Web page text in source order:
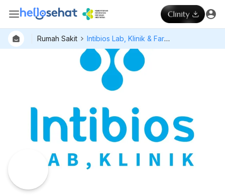
Rumah Sakit Intibios Lab, Klinik & Farmasi Hang Tuah
Hospital